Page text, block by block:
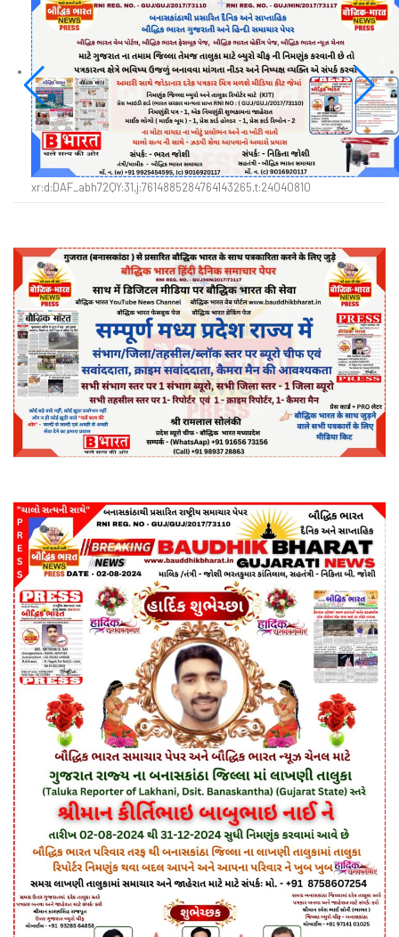
xr:d:DAF_abh72QY:31,j:7614885284764143265,t:24040810